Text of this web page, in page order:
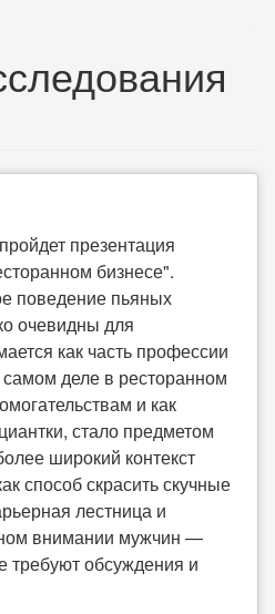
презентация
бизнесе".
поведение пьяных
очевидны для
как часть профессии
деле в ресторанном
и как
стало предметом
широкий контекст
способ скрасить скучные
лестница и
внимании мужчин —
обсуждения и